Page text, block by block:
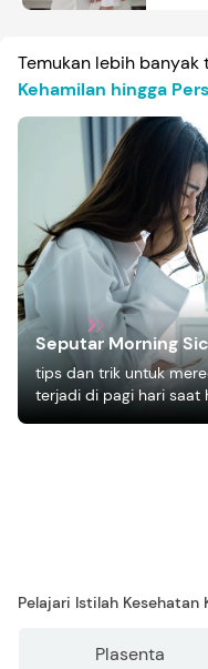
Temukan lebih banyak
Kehamilan hingga
tips dan trik untuk
terjadi di pagi hari saat
Pelajari Istilah Kesehatan
Plasenta